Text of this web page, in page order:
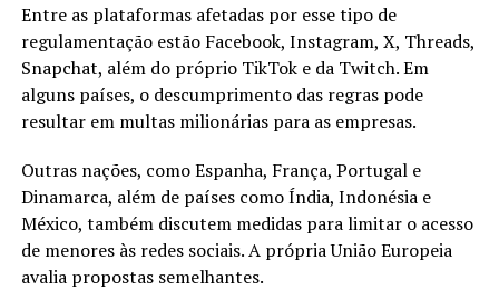
Entre as plataformas afetadas por esse tipo de
regulamentação estão Facebook, Instagram, X, Threads,
Snapchat, além do próprio TikTok e da Twitch. Em
alguns países, o descumprimento das regras pode
resultar em multas milionárias para as empresas.
Outras nações, como Espanha, França, Portugal e
Dinamarca, além de países como Índia, Indonésia e
México, também discutem medidas para limitar o acesso
de menores às redes sociais. A própria União Europeia
avalia propostas semelhantes.